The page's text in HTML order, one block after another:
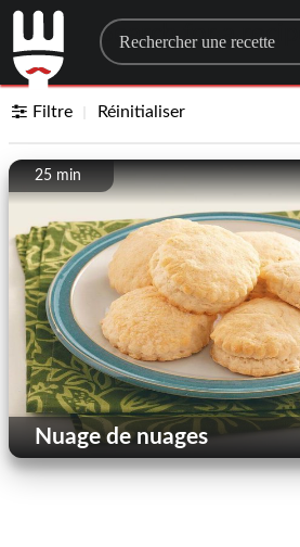
Search for a recipe
Filtre Réinitialiser
25 min
Nuage de nuages